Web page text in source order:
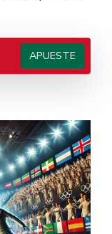
APUESTE